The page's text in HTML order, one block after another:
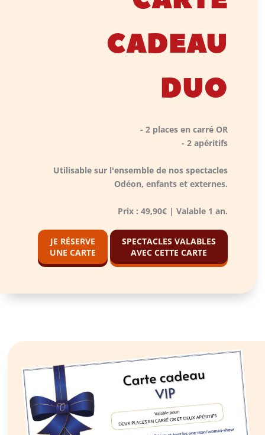
CADEAU
DUO
- 2 places en carré OR
- 2 apéritifs
Utilisable sur l'ensemble de nos spectacles
Odéon, enfants et externes.
Prix : 49,90€ | Valable 1 an.
JE RÉSERVE
UNE CARTE
SPECTACLES VALABLES
AVEC CETTE CARTE